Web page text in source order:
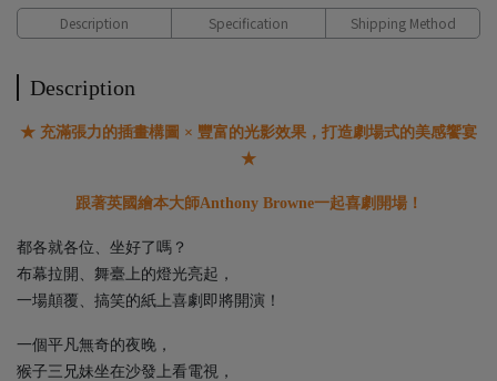
Description Specification Shipping Method
Description
★ 充滿張力的插畫構圖 × 豐富的光影效果，打造劇場式的美感饗宴
★
跟著英國繪本大師Anthony Browne一起喜劇開場！
都各就各位、坐好了嗎？
布幕拉開、舞臺上的燈光亮起，
一場顛覆、搞笑的紙上喜劇即將開演！
一個平凡無奇的夜晚，
猴子三兄妹坐在沙發上看電視，